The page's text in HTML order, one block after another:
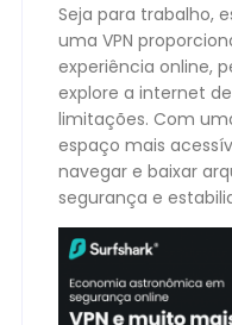
Seja para trabalho,
uma VPN
experiência online,
explore a internet
limitações. Com
espaço mais
navegar e baixar
segurança e